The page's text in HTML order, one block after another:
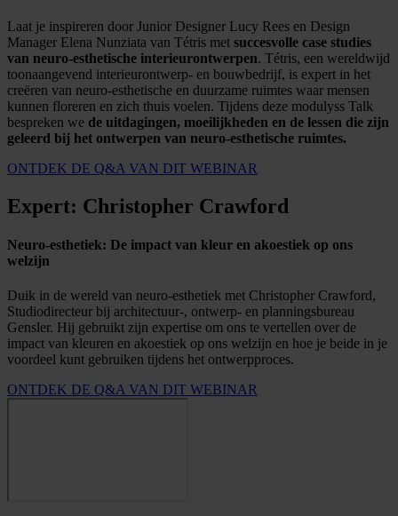
Laat je inspireren door Junior Designer Lucy Rees en Design
Manager Elena Nunziata van Tétris met succesvolle case studies
van neuro-esthetische interieurontwerpen. Tétris, een wereldwijd
toonaangevend interieurontwerp- en bouwbedrijf, is expert in het
creëren van neuro-esthetische en duurzame ruimtes waar mensen
kunnen floreren en zich thuis voelen. Tijdens deze modulyss Talk
bespreken we de uitdagingen, moeilijkheden en de lessen die zijn
geleerd bij het ontwerpen van neuro-esthetische ruimtes.
ONTDEK DE Q&A VAN DIT WEBINAR
Expert: Christopher Crawford
Neuro-esthetiek: De impact van kleur en akoestiek op ons
welzijn
Duik in de wereld van neuro-esthetiek met Christopher Crawford,
Studiodirecteur bij architectuur-, ontwerp- en planningsbureau
Gensler. Hij gebruikt zijn expertise om ons te vertellen over de
impact van kleuren en akoestiek op ons welzijn en hoe je beide in je
voordeel kunt gebruiken tijdens het ontwerpproces.
ONTDEK DE Q&A VAN DIT WEBINAR